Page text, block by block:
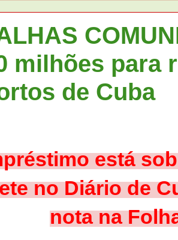
milhões para
de Cuba
está
no Diário de
nota na